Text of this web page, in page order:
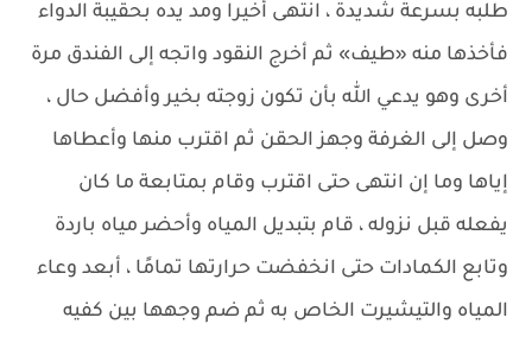
طلبه بسرعة شديدة ، انتهى أخيرا ومد يده بحقيبة الدواء
فأخذها منه «طيف» ثم أخرج النقود واتجه إلى الفندق مرة
أخرى وهو يدعي الله بأن تكون زوجته بخير وأفضل حال ،
وصل إلى الغرفة وجهز الحقن ثم اقترب منها وأعطاها
إياها وما إن انتهى حتى اقترب وقام بمتابعة ما كان
يفعله قبل نزوله ، قام بتبديل المياه وأحضر مياه باردة
وتابع الكمادات حتى انخفضت حرارتها تمامًا ، أبعد وعاء
المياه والتيشيرت الخاص به ثم ضم وجهها بين كفيه